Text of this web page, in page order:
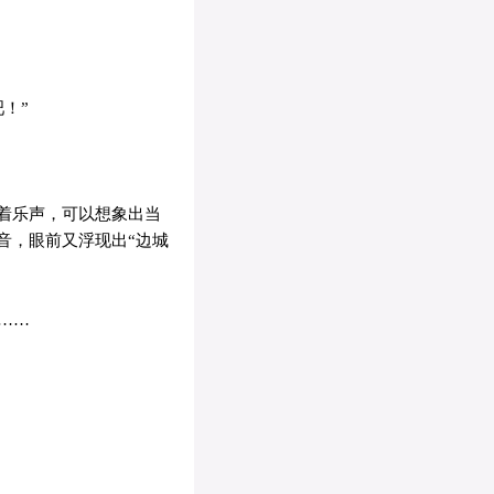
”
乐声，可以想象出当
，眼前又浮现出“边城
……